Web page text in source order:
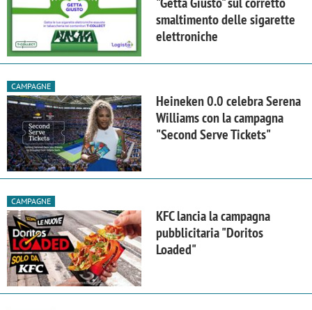
smaltimento delle sigarette
elettroniche
CAMPAGNE
Heineken 0.0 celebra Serena
Williams con la campagna
"Second Serve Tickets"
CAMPAGNE
KFC lancia la campagna
pubblicitaria "Doritos
Loaded"